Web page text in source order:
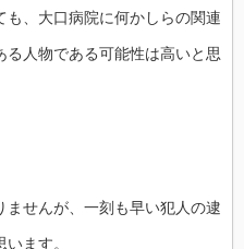
、大口病院に何かしらの関連
人物である可能性は高いと思
ませんが、一刻も早い犯人の逮
ます。